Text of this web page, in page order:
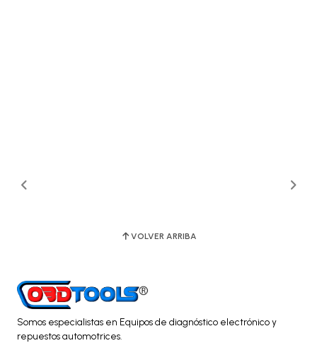
VOLVER ARRIBA
Somos especialistas en Equipos de diagnóstico electrónico y
repuestos automotrices.